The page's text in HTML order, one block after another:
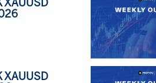
XAUUSD
XAUUSD